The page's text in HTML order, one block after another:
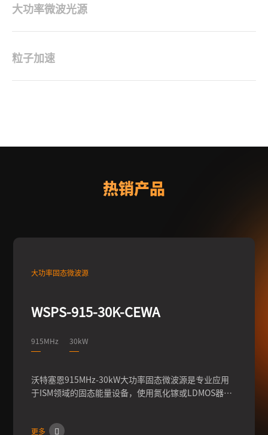
大功率微波光源
粒子加速
热销产品
大功率固态微波源
WSPS-915-30K-CEWA
915MHz 30kW
沃特塞恩915MHz-30kW大功率固态微波源是专业应用
于ISM领域的固态能量设备，使用氮化镓或LDMOS器
节等。
更多